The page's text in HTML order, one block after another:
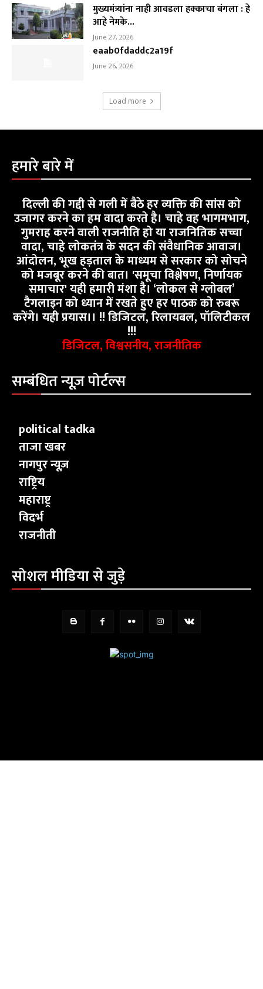
मुख्यमंत्र्यांना नाही आवडला हक्काचा बंगला : हे
आहे नेमके...
June 27, 2026
eaab0fdaddc2a19f
June 26, 2026
Load more
हमारे बारे में
दिल्ली की गद्दी से गली में बैठे हर व्यक्ति की सांस को
उजागर करने का हम वादा करते है। चाहे वह भागमभाग,
गुमराह करने वाली राजनीति हो या राजनितिक सच्चा
वादा, चाहे लोकतंत्र के सदन की संवैधानिक आवाज।
आंदोलन, भूख हड़ताल के माध्यम से सरकार को सोचने
को मजबूर करने की बात। 'समूचा विश्लेषण, निर्णायक
समाचार' यही हमारी मंशा है। ‘लोकल से ग्लोबल’
टैगलाइन को ध्यान में रखते हुए हर पाठक को रुबरू
करेंगे। यही प्रयास।। !! डिजिटल, रिलायबल, पॉलिटीकल
!!!
डिजिटल, विश्वसनीय, राजनीतिक
सम्बंधित न्यूज़ पोर्टल्स
political tadka
ताजा खबर
नागपुर न्यूज़
राष्ट्रिय
महाराष्ट्र
विदर्भ
राजनीती
सोशल मीडिया से जुड़े